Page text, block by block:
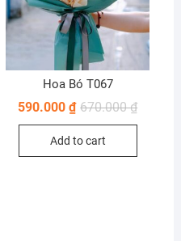
Hoa Bó T067
670.000₫
590.000₫
Add to cart